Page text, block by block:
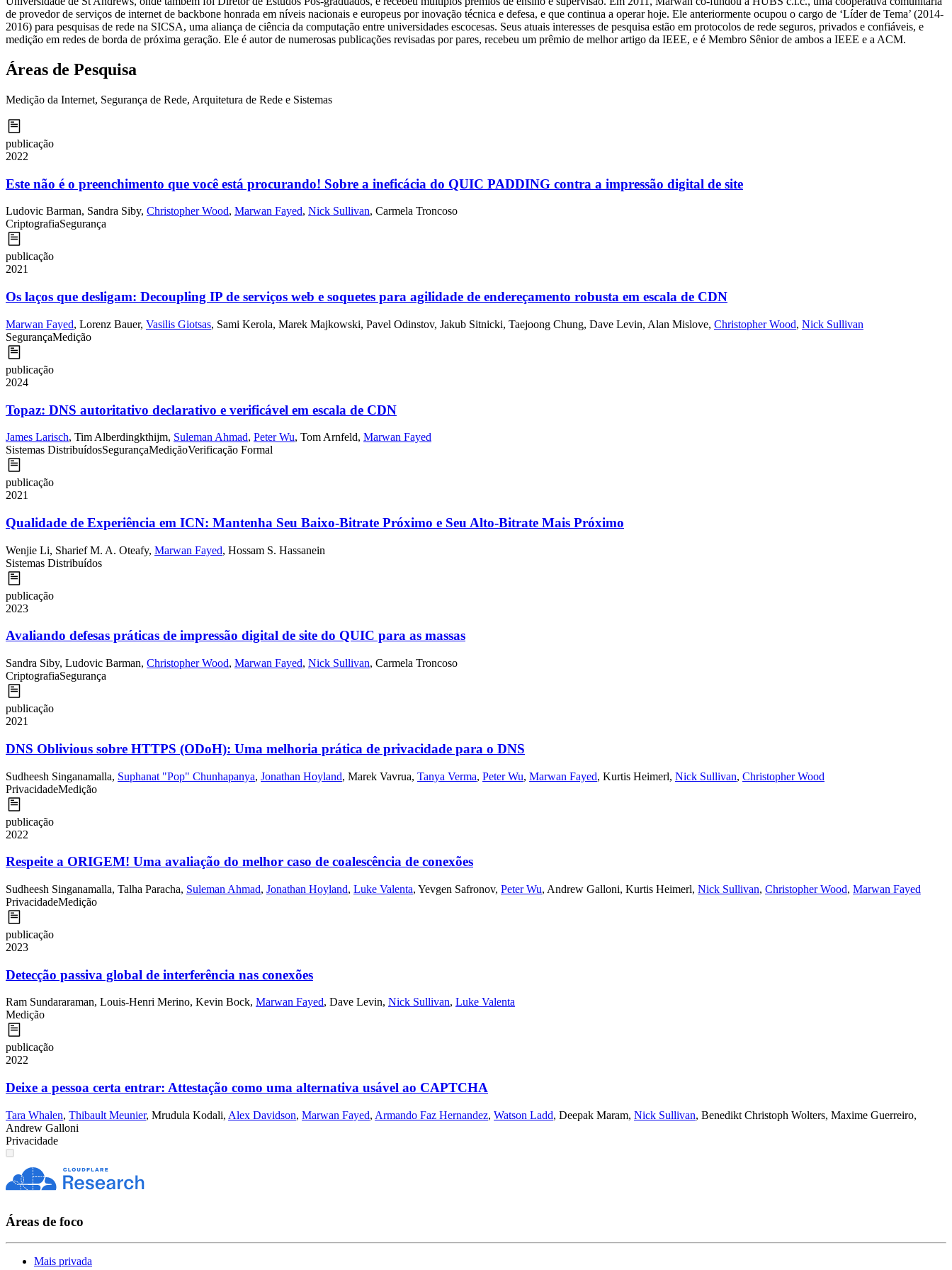
de provedor de serviços de internet de backbone honrada em níveis nacionais e europeus por inovação técnica e defesa, e que continua a operar hoje. Ele anteriormente ocupou o cargo de ‘Líder de Tema’ (2014-
2016) para pesquisas de rede na SICSA, uma aliança de ciência da computação entre universidades escocesas. Seus atuais interesses de pesquisa estão em protocolos de rede seguros, privados e confiáveis, e
medição em redes de borda de próxima geração. Ele é autor de numerosas publicações revisadas por pares, recebeu um prêmio de melhor artigo da IEEE, e é Membro Sênior de ambos a IEEE e a ACM.
Áreas de Pesquisa
Medição da Internet, Segurança de Rede, Arquitetura de Rede e Sistemas
publicação
2022
Este não é o preenchimento que você está procurando! Sobre a ineficácia do QUIC PADDING contra a impressão digital de site
Ludovic Barman, Sandra Siby, Christopher Wood, Marwan Fayed, Nick Sullivan, Carmela Troncoso
CriptografiaSegurança
publicação
2021
Os laços que desligam: Decoupling IP de serviços web e soquetes para agilidade de endereçamento robusta em escala de CDN
Marwan Fayed, Lorenz Bauer, Vasilis Giotsas, Sami Kerola, Marek Majkowski, Pavel Odinstov, Jakub Sitnicki, Taejoong Chung, Dave Levin, Alan Mislove, Christopher Wood, Nick Sullivan
SegurançaMedição
publicação
2024
Topaz: DNS autoritativo declarativo e verificável em escala de CDN
James Larisch, Tim Alberdingkthijm, Suleman Ahmad, Peter Wu, Tom Arnfeld, Marwan Fayed
Sistemas DistribuídosSegurançaMediçãoVerificação Formal
publicação
2021
Qualidade de Experiência em ICN: Mantenha Seu Baixo-Bitrate Próximo e Seu Alto-Bitrate Mais Próximo
Wenjie Li, Sharief M. A. Oteafy, Marwan Fayed, Hossam S. Hassanein
Sistemas Distribuídos
publicação
2023
Avaliando defesas práticas de impressão digital de site do QUIC para as massas
Sandra Siby, Ludovic Barman, Christopher Wood, Marwan Fayed, Nick Sullivan, Carmela Troncoso
CriptografiaSegurança
publicação
2021
DNS Oblivious sobre HTTPS (ODoH): Uma melhoria prática de privacidade para o DNS
Sudheesh Singanamalla, Suphanat "Pop" Chunhapanya, Jonathan Hoyland, Marek Vavrua, Tanya Verma, Peter Wu, Marwan Fayed, Kurtis Heimerl, Nick Sullivan, Christopher Wood
PrivacidadeMedição
publicação
2022
Respeite a ORIGEM! Uma avaliação do melhor caso de coalescência de conexões
Sudheesh Singanamalla, Talha Paracha, Suleman Ahmad, Jonathan Hoyland, Luke Valenta, Yevgen Safronov, Peter Wu, Andrew Galloni, Kurtis Heimerl, Nick Sullivan, Christopher Wood, Marwan Fayed
PrivacidadeMedição
publicação
2023
Detecção passiva global de interferência nas conexões
Ram Sundararaman, Louis-Henri Merino, Kevin Bock, Marwan Fayed, Dave Levin, Nick Sullivan, Luke Valenta
Medição
publicação
2022
Deixe a pessoa certa entrar: Attestação como uma alternativa usável ao CAPTCHA
Tara Whalen, Thibault Meunier, Mrudula Kodali, Alex Davidson, Marwan Fayed, Armando Faz Hernandez, Watson Ladd, Deepak Maram, Nick Sullivan, Benedikt Christoph Wolters, Maxime Guerreiro,
Andrew Galloni
Privacidade
Áreas de foco
Mais privada